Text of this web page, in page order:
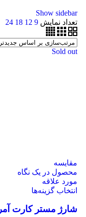
Show sidebar
تعداد نمایش 9
12
18
24
Sold out
مقایسه
محصول در یک نگاه
مورد علاقه
انتخاب گزینه‌ها
شارژ مستر کارت